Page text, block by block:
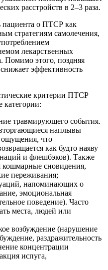
расстройств в 2–3 раза.
пациента о ПТСР как
стратегиям самолечения,
лекарственных
Помимо этого, поздняя
эффективность
критерии ПТСР
категории:
травмирующего события.
наплывы
что
как будто наяву
и флешбэков). Также
сновидения,
переживания;
напоминающих о
эмоциональная
поведение). Часто
места, людей или
возбуждение (нарушение
раздражительность
концентрации
испуга,